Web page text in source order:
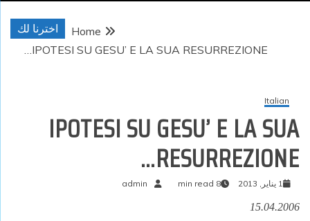
اخترنا لك
Home
IPOTESI SU GESU’ E LA SUA RESURREZIONE…
Italian
IPOTESI SU GESU’ E LA SUA
RESURREZIONE…
1 يناير, 2013 8 min read
admin
15.04.2006